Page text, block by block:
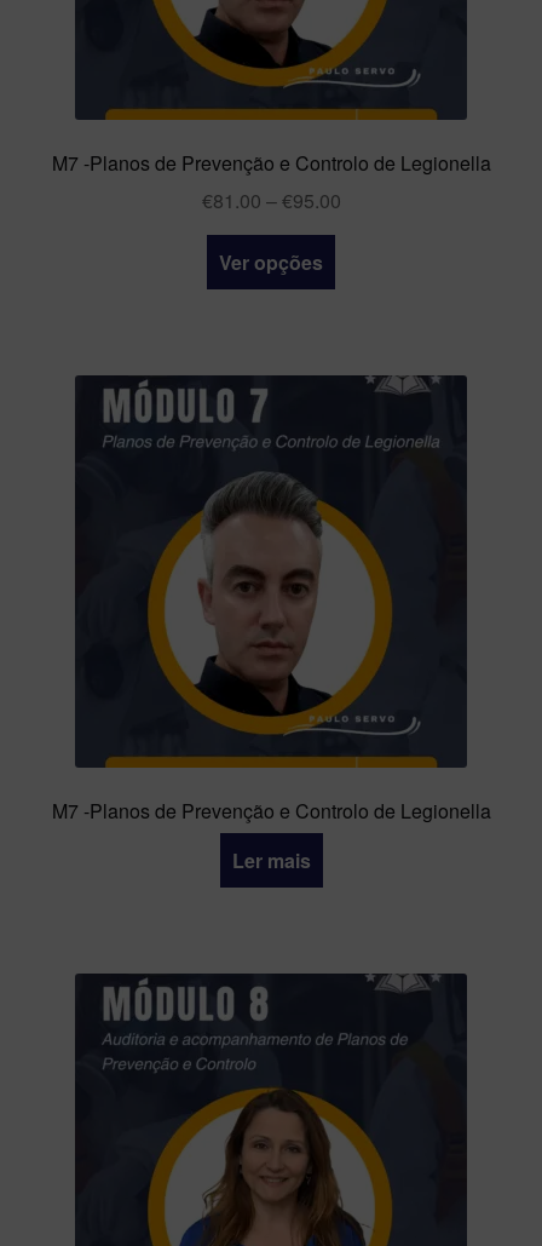
M7 -Planos de Prevenção e Controlo de Legionella
€81.00 –€95.00
Ver opções
M7 -Planos de Prevenção e Controlo de Legionella
Ler mais